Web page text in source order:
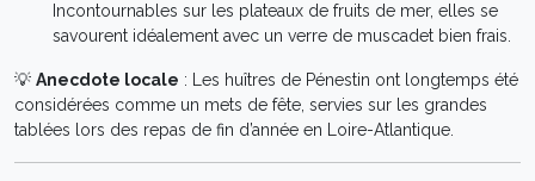
Incontournables sur les plateaux de fruits de mer, elles se
savourent idéalement avec un verre de muscadet bien frais.
💡 Anecdote locale : Les huîtres de Pénestin ont longtemps été
considérées comme un mets de fête, servies sur les grandes
tablées lors des repas de fin d’année en Loire-Atlantique.